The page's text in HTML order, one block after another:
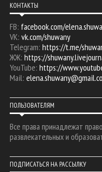
КОНТАКТЫ
FB: facebook.com/
VK: vk.com/shuwany
Telegram: https://t.me/
ЖЖ: https://
YouTube: https://
Mail:
ПОЛЬЗОВАТЕЛЯМ
Все права принадлежат
развлекательных и
ПОДПИСАТЬСЯ НА РАССЫЛКУ